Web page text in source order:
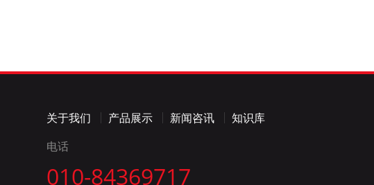
关于我们 产品展示 新闻咨讯
知识库
电话
010-84369717